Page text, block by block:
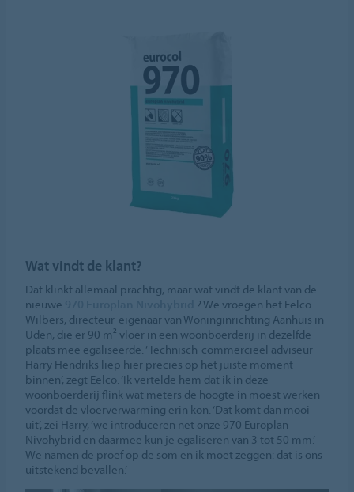
Wat vindt de klant?
Dat klinkt allemaal prachtig, maar wat vindt de klant van de
nieuwe
? We vroegen het Eelco
Wilbers, directeur-eigenaar van Woninginrichting Aanhuis in
Uden, die er 90 m² vloer in een woonboerderij in dezelfde
plaats mee egaliseerde. ‘Technisch-commercieel adviseur
Harry Hendriks liep hier precies op het juiste moment
binnen’, zegt Eelco. ‘Ik vertelde hem dat ik in deze
woonboerderij flink wat meters de hoogte in moest werken
voordat de vloerverwarming erin kon. ‘Dat komt dan mooi
uit’, zei Harry, ‘we introduceren net onze 970 Europlan
Nivohybrid en daarmee kun je egaliseren van 3 tot 50 mm.’
We namen de proef op de som en ik moet zeggen: dat is ons
uitstekend bevallen.’